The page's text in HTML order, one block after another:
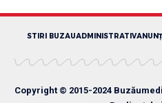
STIRI BUZAUADMINISTRATIV
Copyright © 2015-2024